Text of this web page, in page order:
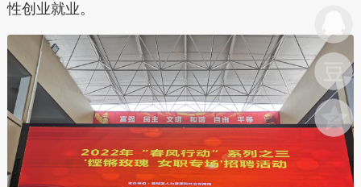
性创业就业。